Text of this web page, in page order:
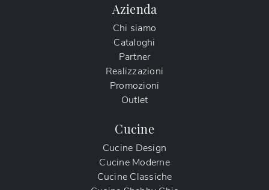
Azienda
Chi siamo
Cataloghi
Partner
Realizzazioni
Promozioni
Outlet
Cucine
Cucine Design
Cucine Moderne
Cucine Classiche